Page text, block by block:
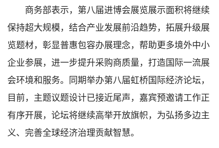
商务部表示，第八届进博会展览展示面积将继续
保持超大规模，结合产业发展前沿趋势，拓展升级展
览题材，彰显普惠包容办展理念，帮助更多境外中小
企业参展，进一步提升采购商质量，打造国际一流展
会环境和服务。同期举办第八届虹桥国际经济论坛，
目前，主题议题设计已接近尾声，嘉宾预邀请工作正
有序开展，论坛将继续高举开放旗帜，为弘扬多边主
义、完善全球经济治理贡献智慧。